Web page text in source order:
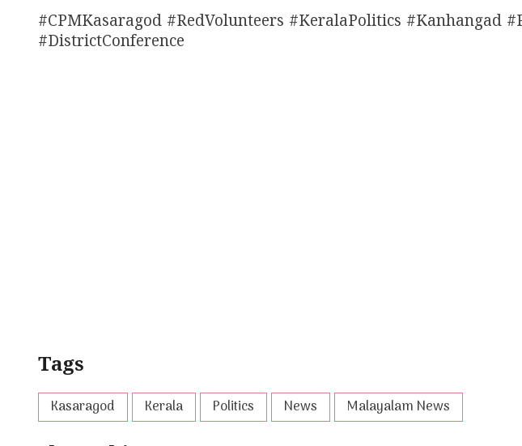
#CPMKasaragod #RedVolunteers #KeralaPolitics #Kanhangad
#DistrictConference
Tags
Kasaragod Kerala Politics News Malayalam News